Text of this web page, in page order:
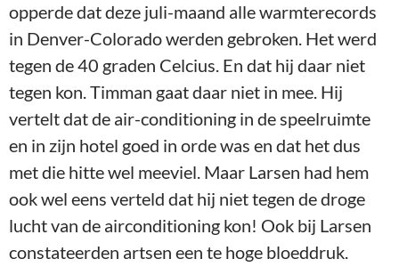
opperde dat deze juli-maand alle warmterecords
in Denver-Colorado werden gebroken. Het werd
tegen de 40 graden Celcius. En dat hij daar niet
tegen kon. Timman gaat daar niet in mee. Hij
vertelt dat de air-conditioning in de speelruimte
en in zijn hotel goed in orde was en dat het dus
met die hitte wel meeviel. Maar Larsen had hem
ook wel eens verteld dat hij niet tegen de droge
lucht van de airconditioning kon! Ook bij Larsen
constateerden artsen een te hoge bloeddruk.